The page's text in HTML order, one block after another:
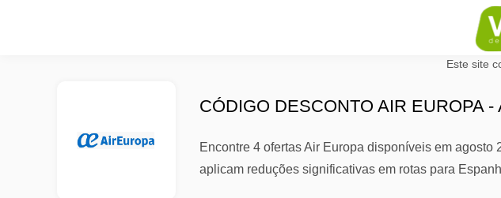
Este site
CÓDIGO DESCONTO AIR EUROPA -
Encontre 4 ofertas Air Europa disponíveis em
aplicam reduções significativas em rotas para